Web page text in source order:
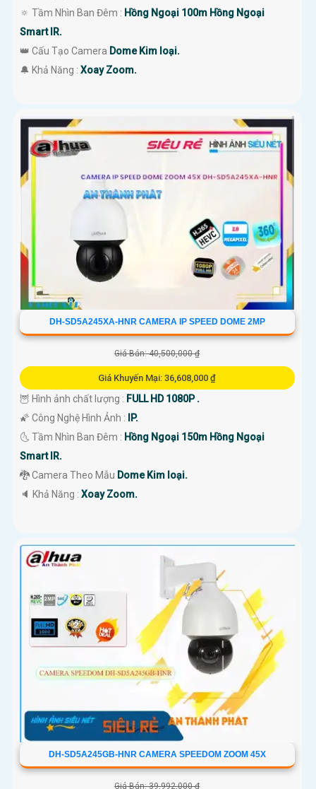
🔅 Tầm Nhìn Ban Đêm : Hồng Ngoại 100m Hồng Ngoại
Smart IR.
👑 Cấu Tạo Camera Dome Kim loại.
️🔔 Khả Năng : Xoay Zoom.
DH-SD5A245XA-HNR CAMERA IP SPEED DOME 2MP
Giá Bán: 40,500,000 ₫
Giá Khuyến Mại: 36,608,000 ₫
🦉 Hình ảnh chất lượng : FULL HD 1080P .
🌠 Công Nghệ Hình Ảnh :
IP.
🌜 Tầm Nhìn Ban Đêm : Hồng Ngoại 150m Hồng Ngoại
Smart IR.
🐉️ Camera Theo Mẫu Dome Kim loại.
️🔈 Khả Năng : Xoay Zoom.
DH-SD5A245GB-HNR CAMERA SPEEDOM ZOOM 45X
Giá Bán: 39,992,000 ₫